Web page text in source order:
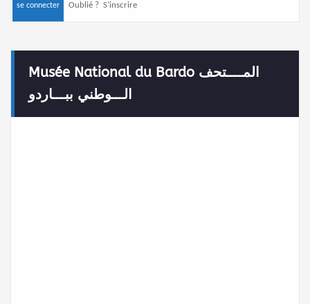
Oublié ? S’inscrire
Musée National du Bardo المــــتحف
الـــوطني ببـــاردو